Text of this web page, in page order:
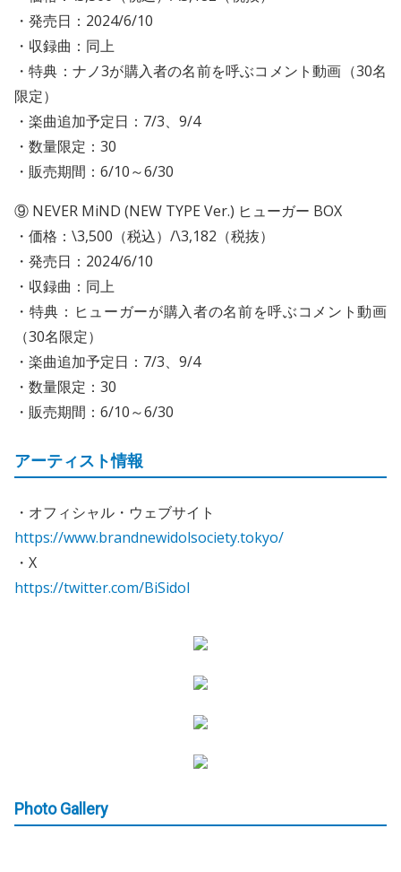
・発売日：2024/6/10
・収録曲：同上
・特典：ナノ3が購入者の名前を呼ぶコメント動画（30名
限定）
・楽曲追加予定日：7/3、9/4
・数量限定：30
・販売期間：6/10～6/30
⑨ NEVER MiND (NEW TYPE Ver.) ヒューガー BOX
・価格：\3,500（税込）/\3,182（税抜）
・発売日：2024/6/10
・収録曲：同上
・特典：ヒューガーが購入者の名前を呼ぶコメント動画
（30名限定）
・楽曲追加予定日：7/3、9/4
・数量限定：30
・販売期間：6/10～6/30
アーティスト情報
・オフィシャル・ウェブサイト
https://www.brandnewidolsociety.tokyo/
・X
https://twitter.com/BiSidol
Photo Gallery